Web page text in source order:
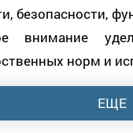
безопасности,
внимание
норм и
ЕЩЕ